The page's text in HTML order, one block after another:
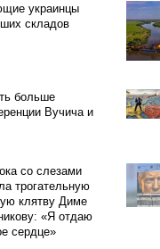
украинцы
складов
больше
Вучича и
со слезами
трогательную
клятву Диме
«Я отдаю
сердце»